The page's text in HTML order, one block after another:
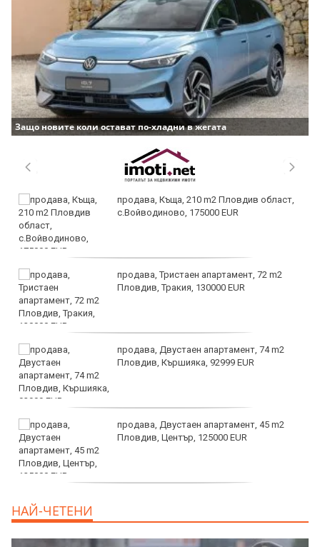
Защо новите коли остават по-хладни в жегата
продава, Къща, 210 m2 Пловдив област,
с.Войводиново, 175000 EUR
продава, Тристаен апартамент, 72 m2
Пловдив, Тракия, 130000 EUR
продава, Двустаен апартамент, 74 m2
Пловдив, Кършияка, 92999 EUR
продава, Двустаен апартамент, 45 m2
Пловдив, Център, 125000 EUR
НАЙ-ЧЕТЕНИ